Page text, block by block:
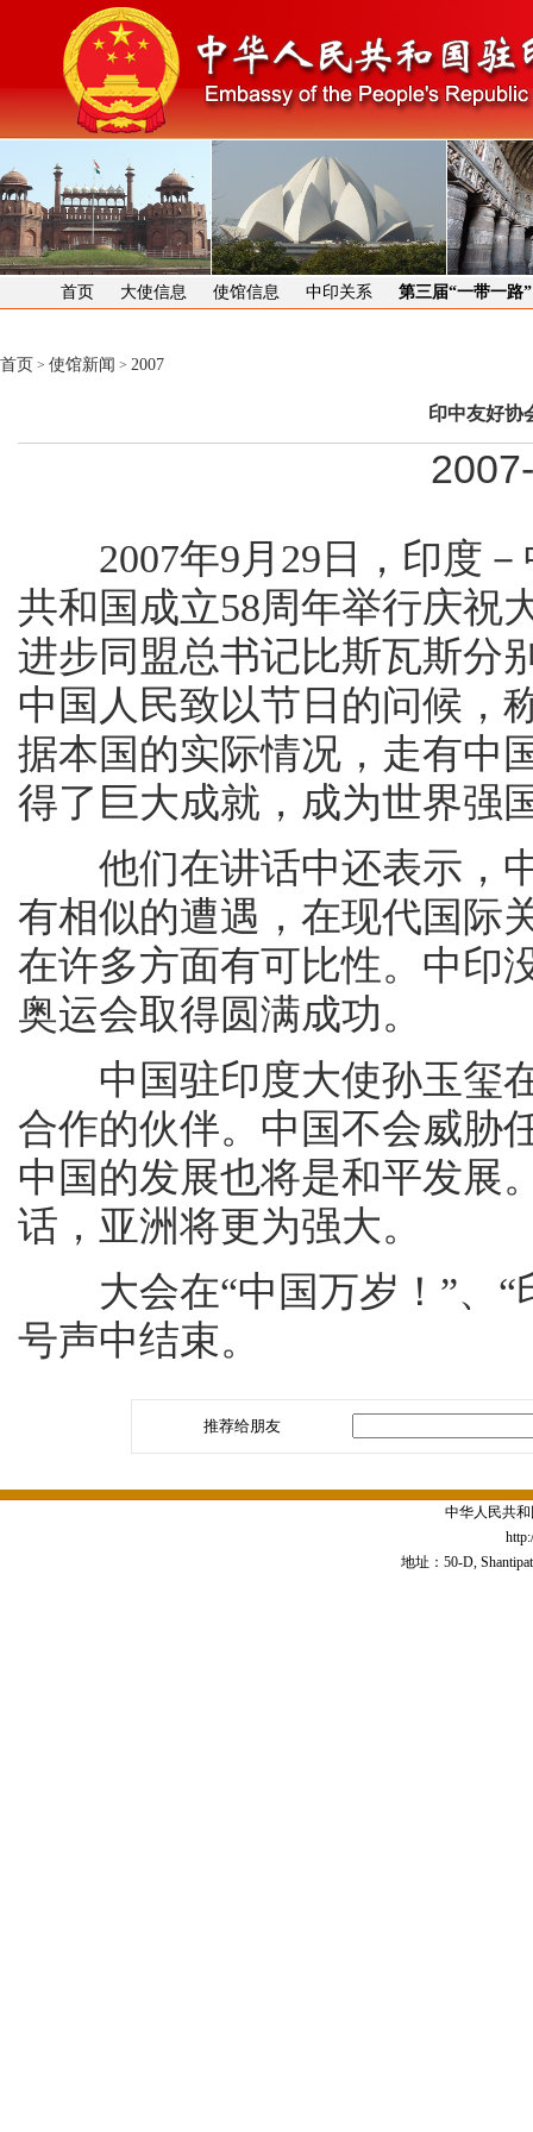
首页 大使信息 使馆信息 中印关系 第三届“一带一路
首页 > 使馆新闻 > 2007
印中友好协
2007年9月29日，印度－
共和国成立58周年举行庆祝
进步同盟总书记比斯瓦斯分
中国人民致以节日的问候，
据本国的实际情况，走有中
得了巨大成就，成为世界强
他们在讲话中还表示，中
有相似的遭遇，在现代国际
在许多方面有可比性。中印
奥运会取得圆满成功。
中国驻印度大使孙玉玺在
合作的伙伴。中国不会威胁
中国的发展也将是和平发展
话，亚洲将更为强大。
大会在“中国万岁！”、“
号声中结束。
推荐给朋友
中华人民共
地址：50-D,